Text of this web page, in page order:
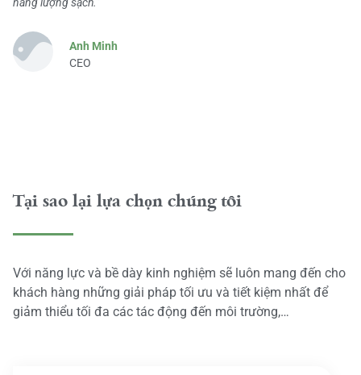
Anh Minh
CEO
Tại sao lại lựa chọn chúng tôi
Với năng lực và bề dày kinh nghiệm sẽ luôn mang đến cho
khách hàng những giải pháp tối ưu và tiết kiệm nhất để
giảm thiểu tối đa các tác động đến môi trường,…